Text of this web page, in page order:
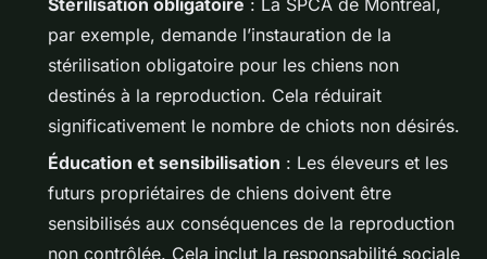
par exemple, demande l’instauration de la
stérilisation obligatoire pour les chiens non
destinés à la reproduction. Cela réduirait
significativement le nombre de chiots non désirés.
Éducation et sensibilisation : Les éleveurs et les
futurs propriétaires de chiens doivent être
sensibilisés aux conséquences de la reproduction
non contrôlée. Cela inclut la responsabilité sociale